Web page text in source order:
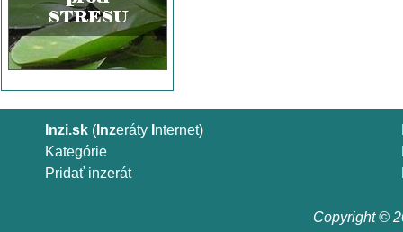
Inzi.sk ( Inzeráty nternet)
Kategórie
Pridať inzerát
Copyright ©